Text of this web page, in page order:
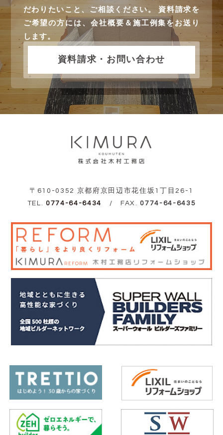
だわりたいこと、ご相談ください。 資料請求を
ご希望の方には、会社概要＆施工例集をお送り
します。
資料請求・お問い合わせ
〒610-0352 京都府京田辺市花住坂1丁目26-1
TEL. 0774-64-6434 / FAX. 0774-64-6435